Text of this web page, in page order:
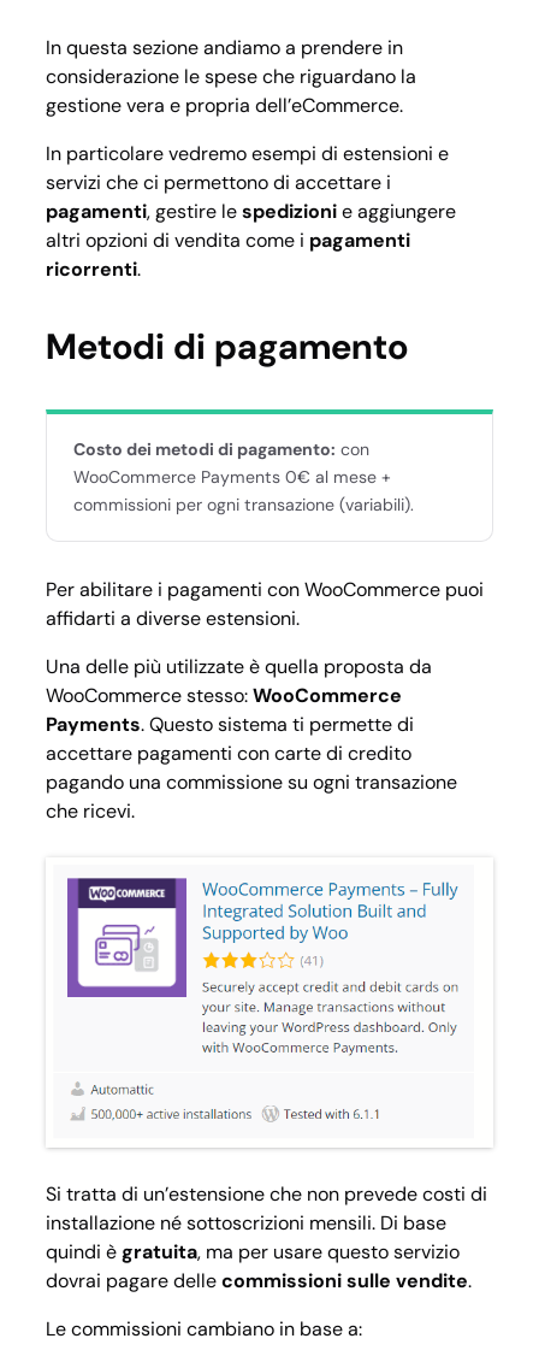
In questa sezione andiamo a prendere in
considerazione le spese che riguardano la
gestione vera e propria dell’eCommerce.
In particolare vedremo esempi di estensioni e
servizi che ci permettono di accettare i
pagamenti, gestire lespedizionie aggiungere
altri opzioni di vendita come i pagamenti
ricorrenti.
Metodi di pagamento
Costo dei metodi di pagamento: con
WooCommerce Payments 0€ al mese +
commissioni per ogni transazione (variabili).
Per abilitare i pagamenti con WooCommerce puoi
affidarti a diverse estensioni.
Una delle più utilizzate è quella proposta da
WooCommerce stesso:WooCommerce
Payments. Questo sistema ti permette di
accettare pagamenti con carte di credito
pagando una commissione su ogni transazione
che ricevi.
Si tratta di un’estensione che non prevede costi di
installazione né sottoscrizioni mensili. Di base
quindi ègratuita, ma per usare questo servizio
dovrai pagare dellecommissioni sulle vendite.
Le commissioni cambiano in base a: